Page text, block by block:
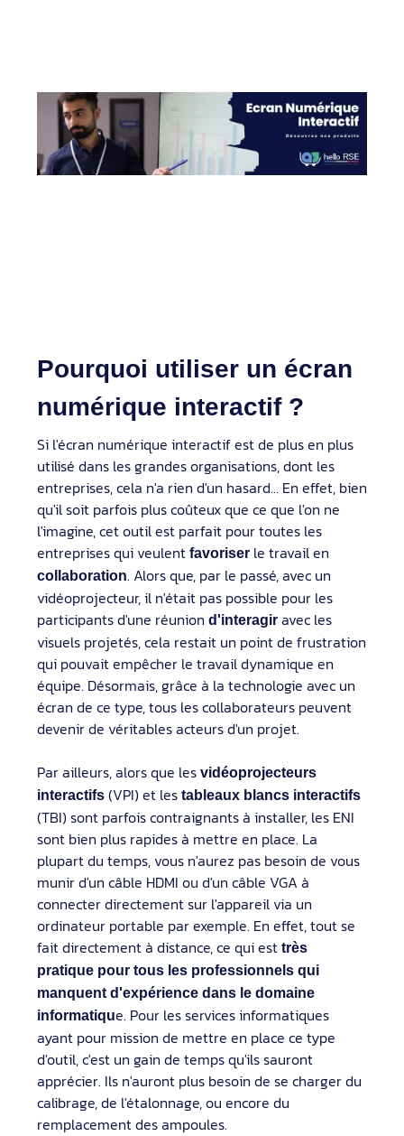
Pourquoi utiliser un écran
numérique interactif ?
Si l'écran numérique interactif est de plus en plus
utilisé dans les grandes organisations, dont les
entreprises, cela n'a rien d'un hasard… En effet, bien
qu'il soit parfois plus coûteux que ce que l'on ne
l'imagine, cet outil est parfait pour toutes les
entreprises qui veulent favoriser le travail en
collaboration. Alors que, par le passé, avec un
vidéoprojecteur, il n'était pas possible pour les
participants d'une réunion d'interagir avec les
visuels projetés, cela restait un point de frustration
qui pouvait empêcher le travail dynamique en
équipe. Désormais, grâce à la technologie avec un
écran de ce type, tous les collaborateurs peuvent
devenir de véritables acteurs d'un projet.
Par ailleurs, alors que les vidéoprojecteurs
interactifs (VPI) et les tableaux blancs interactifs
(TBI) sont parfois contraignants à installer, les ENI
sont bien plus rapides à mettre en place. La
plupart du temps, vous n'aurez pas besoin de vous
munir d'un câble HDMI ou d'un câble VGA à
connecter directement sur l'appareil via un
ordinateur portable par exemple. En effet, tout se
fait directement à distance, ce qui est très
pratique pour tous les professionnels qui
manquent d'expérience dans le domaine
informatique. Pour les services informatiques
ayant pour mission de mettre en place ce type
d'outil, c'est un gain de temps qu'ils sauront
apprécier. Ils n'auront plus besoin de se charger du
calibrage, de l'étalonnage, ou encore du
remplacement des ampoules.